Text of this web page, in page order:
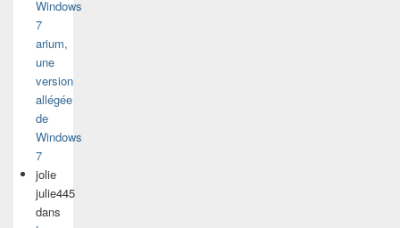
Windows
7
arium,
une
version
allégée
de
Windows
7
jolie
julie445
dans